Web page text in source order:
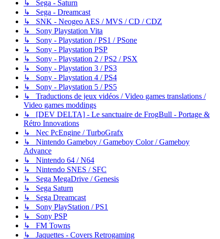
↳ Sega - Saturn
↳ Sega - Dreamcast
↳ SNK - Neogeo AES / MVS / CD / CDZ
↳ Sony Playstation Vita
↳ Sony - Playstation / PS1 / PSone
↳ Sony - Playstation PSP
↳ Sony - Playstation 2 / PS2 / PSX
↳ Sony - Playstation 3 / PS3
↳ Sony - Playstation 4 / PS4
↳ Sony - Playstation 5 / PS5
↳ Traductions de jeux vidéos / Video games translations /
Video games moddings
↳ [DEV DELTA] - Le sanctuaire de FrogBull - Portage &
Rétro Innovations
↳ Nec PcEngine / TurboGrafx
↳ Nintendo Gameboy / Gameboy Color / Gameboy
Advance
↳ Nintendo 64 / N64
↳ Nintendo SNES / SFC
↳ Sega MegaDrive / Genesis
↳ Sega Saturn
↳ Sega Dreamcast
↳ Sony PlayStation / PS1
↳ Sony PSP
↳ FM Towns
↳ Jaquettes - Covers Retrogaming